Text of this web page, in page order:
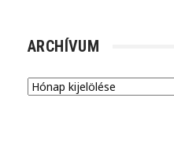
ARCHÍVUM
Archívum